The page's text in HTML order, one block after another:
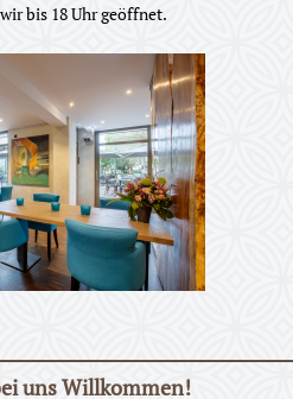
bis 18 Uhr geöffnet.
uns Willkommen!